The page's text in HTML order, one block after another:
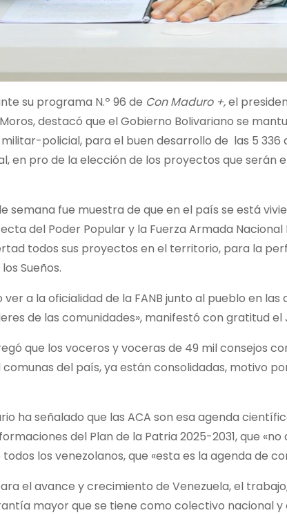
su programa N.º 96 de Con Maduro +,el
destacó que el Gobierno Bolivariano se
policial, para el buen desarrollo de las 5 336
en pro de la elección de los proyectos que serán
semana fue muestra de que en el país se está
del Poder Popular y la Fuerza Armada
todos sus proyectos en el territorio, para la
Sueños.
ver a la oficialidad de la FANB junto al pueblo en
de las comunidades», manifestó con gratitud el
que los voceros y voceras de 49 mil consejos
del país, ya están consolidadas, motivo
ha señalado que las ACA son esa agenda
del Plan de la Patria 2025-2031, que
los venezolanos, que «esta es la agenda de
el avance y crecimiento de Venezuela, el
mayor que se tiene como colectivo nacional y